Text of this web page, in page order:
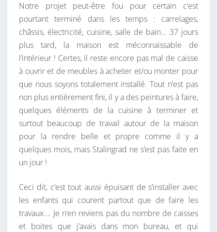
Notre projet peut-être fou pour certain c’est
pourtant terminé dans les temps : carrelages,
châssis, électricité, cuisine, salle de bain… 37 jours
plus tard, la maison est méconnaissable de
l’intérieur ! Certes, il reste encore pas mal de caisse
à ouvrir et de meubles à acheter et/ou monter pour
que nous soyons totalement installé. Tout n’est pas
non plus entièrement fini, il y a des peintures à faire,
quelques éléments de la cuisine à terminer et
surtout beaucoup de travail autour de la maison
pour la rendre belle et propre comme il y a
quelques mois, mais Stalingrad ne s’est pas faite en
un jour !
Ceci dit, c’est tout aussi épuisant de s’installer avec
les enfants qui courent partout que de faire les
travaux…. Je n’en reviens pas du nombre de caisses
et boites que j’avais dans mon bureau, et qui